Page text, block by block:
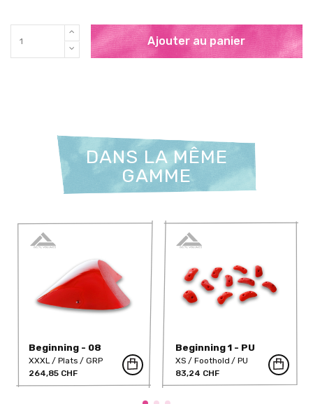
Ajouter au panier
DANS LA MÊME
GAMME
Beginning - 08
XXXL Plats
GRP
264,85 CHF
Beginning 1 - PU
XS Foothold
PU
83,24 CHF